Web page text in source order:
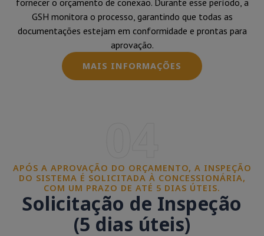
fornecer o orçamento de conexão. Durante esse período, a
GSH monitora o processo, garantindo que todas as
documentações estejam em conformidade e prontas para
aprovação.
MAIS INFORMAÇÕES
APÓS A APROVAÇÃO DO ORÇAMENTO, A INSPEÇÃO
DO SISTEMA É SOLICITADA À CONCESSIONÁRIA,
COM UM PRAZO DE ATÉ 5 DIAS ÚTEIS.
Solicitação de Inspeção
(5 dias úteis)